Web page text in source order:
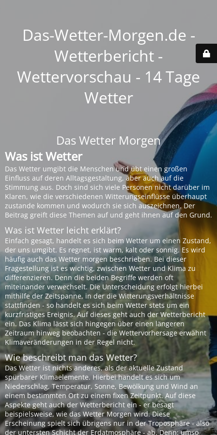
Das-Wetter-Morgen.de -
Wetterbericht -
Wettervorschau - 14 Tage
Wetter
Das Wetter Morgen
Was ist Wetter
Das Wetter umgibt die Menschen und übt einen großen
Einfluss auf deren Alltagsgestaltung, aber auch auf die
Stimmung aus. Doch sind sich viele Personen nicht darüber im
Klaren, wie die verschiedenen Witterungseinflüsse überhaupt
zustande kommen und wodurch sie sich auszeichnen. Der
Beitrag greift diese Themen auf und geht ihnen auf den Grund.
Was ist Wetter leicht erklärt?
Einfach gesagt, handelt es sich beim Wetter um einen Zustand,
der uns umgibt. Es regnet, ist warm, kalt oder sonnig. Es wird
häufig auch das Wetter morgen beschrieben. Bei dieser
Fragestellung ist es wichtig, zwischen Wetter und Klima zu
differenzieren. Denn die beiden Begriffe werden oft
miteinander verwechselt. Die Unterscheidung erfolgt hierbei
mithilfe der Zeitspanne, in der die Witterungsverhältnisse
stattfinden - so handelt es sich beim Wetter stets um ein
kurzfristiges Ereignis. Auf dieses geht auch der Wetterbericht
ein. Das Klima lässt sich hingegen über einen längeren
Zeitraum hinweg beobachten - die Wettervorhersage erwähnt
Klimaveränderungen in der Regel nicht.
Wie beschreibt man das Wetter?
Das Wetter ist nichts anderes, als der aktuelle Zustand
spürbarer Klimaelemente. Hierbei handelt es sich um
Niederschlag, Temperatur, Sonne, Bewölkung und Wind an
einem bestimmten Ort zu einem fixen Zeitpunkt. Auf diese
Aspekte geht auch der Wetterbericht ein - er besagt
beispielsweise, wie das Wetter Morgen wird. Diese
Erscheinung spielt sich übrigens nur in der Troposphäre - also
der untersten Schicht der Erdatmosphäre - ab. Denn: umso